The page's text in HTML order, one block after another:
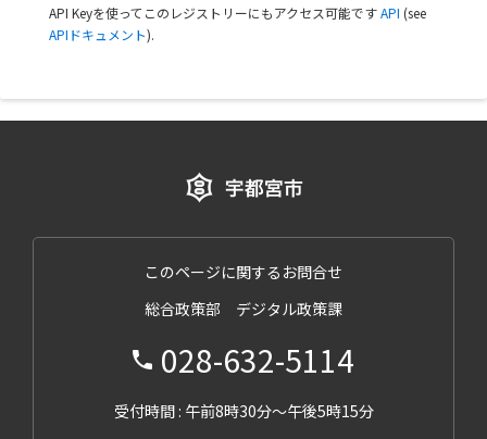
API Keyを使ってこのレジストリーにもアクセス可能ですAPI (see
APIドキュメント).
このページに関するお問合せ
総合政策部 デジタル政策課
028-632-5114
受付時間 : 午前8時30分～午後5時15分